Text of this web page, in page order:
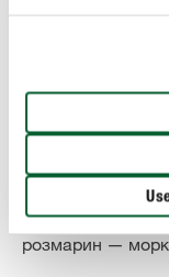
процвітає в
стимулюватиме
До речі, якщо ви
овочевий патч,
Наприклад,
розмарин —